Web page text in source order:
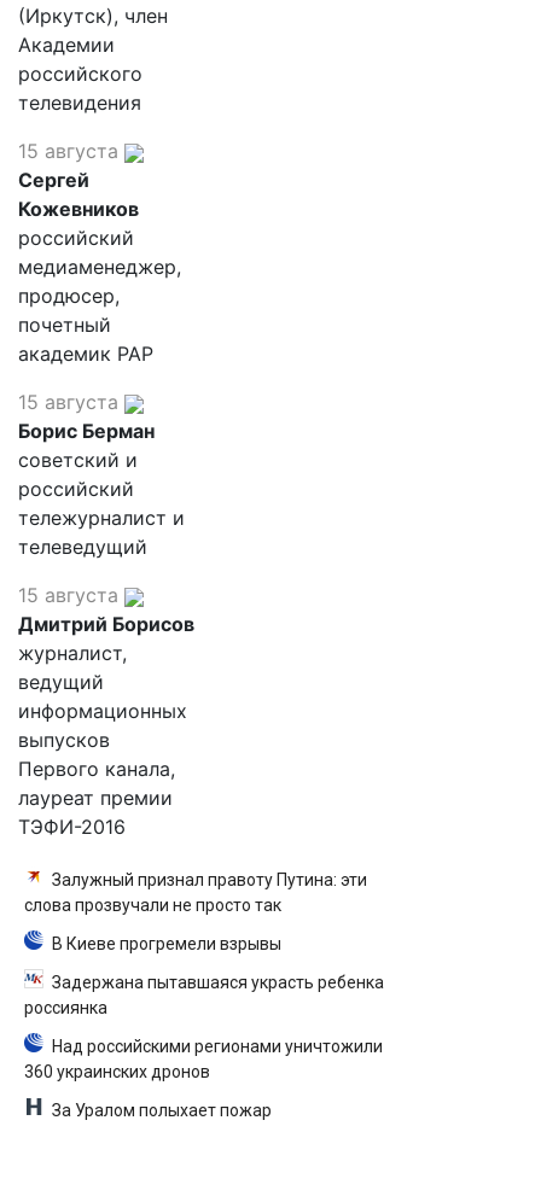
(Иркутск), член
Академии
российского
телевидения
15 августа
Сергей
Кожевников
российский
медиаменеджер,
продюсер,
почетный
академик РАР
15 августа
Борис Берман
советский и
российский
тележурналист и
телеведущий
15 августа
Дмитрий Борисов
журналист,
ведущий
информационных
выпусков
Первого канала,
лауреат премии
ТЭФИ-2016
Залужный признал правоту Путина: эти
слова прозвучали не просто так
В Киеве прогремели взрывы
Задержана пытавшаяся украсть ребенка
россиянка
Над российскими регионами уничтожили
360 украинских дронов
За Уралом полыхает пожар